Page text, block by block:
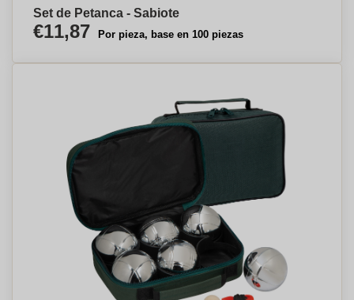
Set de Petanca - Sabiote
€11,87 Por pieza, base en 100 piezas